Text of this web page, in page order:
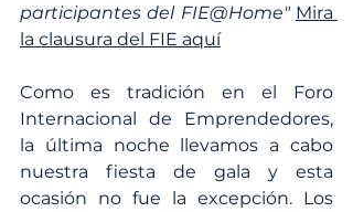
participantes del FIE@Home" Mira
la clausura del FIE aquí
Como es tradición en el Foro
Internacional de Emprendedores,
la última noche llevamos a cabo
nuestra fiesta de gala y esta
ocasión no fue la excepción. Los